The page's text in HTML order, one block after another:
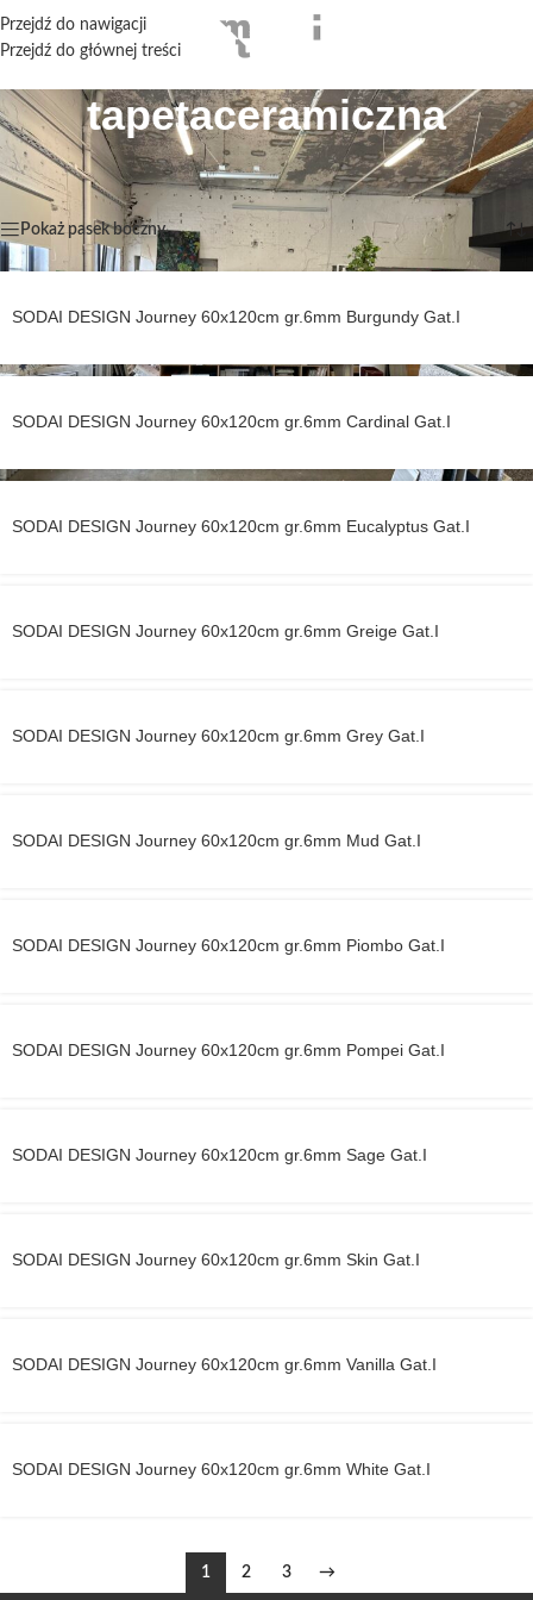
Przejdź do nawigacji
Przejdź do głównej treści
tapetaceramiczna
Strona główna /Produkty oznaczone “tapetaceramiczna”
Wyświetlanie 1–12 z 35 wyników
Pokaż pasek boczny
SODAI DESIGN Journey 60x120cm gr.6mm Burgundy Gat.I
SODAI DESIGN Journey 60x120cm gr.6mm Cardinal Gat.I
SODAI DESIGN Journey 60x120cm gr.6mm Eucalyptus Gat.I
SODAI DESIGN Journey 60x120cm gr.6mm Greige Gat.I
SODAI DESIGN Journey 60x120cm gr.6mm Grey Gat.I
SODAI DESIGN Journey 60x120cm gr.6mm Mud Gat.I
SODAI DESIGN Journey 60x120cm gr.6mm Piombo Gat.I
SODAI DESIGN Journey 60x120cm gr.6mm Pompei Gat.I
SODAI DESIGN Journey 60x120cm gr.6mm Sage Gat.I
SODAI DESIGN Journey 60x120cm gr.6mm Skin Gat.I
SODAI DESIGN Journey 60x120cm gr.6mm Vanilla Gat.I
SODAI DESIGN Journey 60x120cm gr.6mm White Gat.I
1 2 3 →